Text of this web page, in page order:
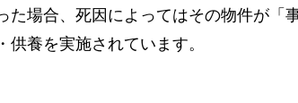
た場合、死因によってはその物件が
供養を実施されています。